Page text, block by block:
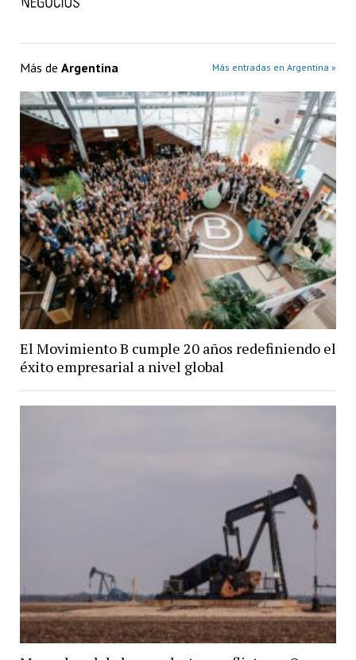
Más de Argentina Más entradas en Argentina »
El Movimiento B cumple 20 años redefiniendo el
éxito empresarial a nivel global